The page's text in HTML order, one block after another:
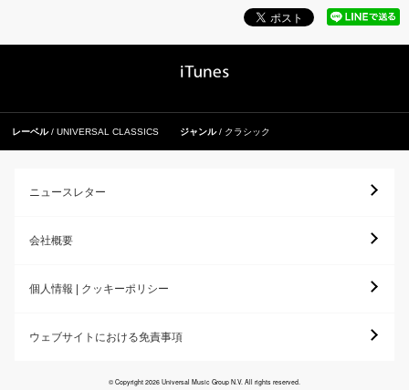
レーベル UNIVERSAL CLASSICS ジャンル クラシック
ニュースレター
会社概要
個人情報 | クッキーポリシー
ウェブサイトにおける免責事項
© Copyright 2026 Universal Music Group N.V. All rights reserved.